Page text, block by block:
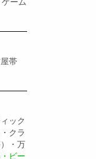
ーム
帯
ック
クラ
・万
ビー